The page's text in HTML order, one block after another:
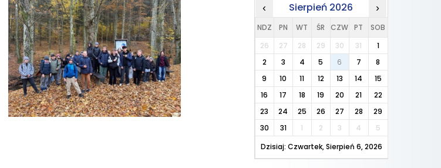
‹ Sierpień 2026 ›
NDZ PN WT ŚR CZW PT
SOB
26
27 28 29 30 31
1
2
3 4 5 6 7
8
9
10 11 12 13 14
15
16
17 18 19 20 21
22
23
24 25 26 27 28
29
30
31 1 2 3 4
5
Dzisiaj: Czwartek, Sierpień 6, 2026